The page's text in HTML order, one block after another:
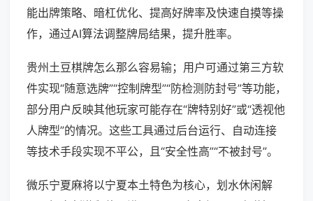
能出牌策略、暗杠优化、提高好牌率及快速自摸等操
作，通过AI算法调整牌局结果，提升胜率。
贵州土豆棋牌怎么那么容易输；用户可通过第三方软
件实现“随意选牌”“控制牌型”“防检测防封号”等功能，
部分用户反映其他玩家可能存在“牌特别好”或“透视他
人牌型”的情况。这些工具通过后台运行、自动连接
等技术手段实现不平公，且“安全性高”“不被封号”。
微乐宁夏麻将以宁夏本土特色为核心，划水休闲解